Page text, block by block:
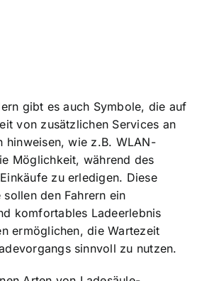
gibt es auch Symbole, die auf
von zusätzlichen Services an
hinweisen, wie z.B. WLAN-
Möglichkeit, während des
zu erledigen. Diese
den Fahrern ein
komfortables Ladeerlebnis
ermöglichen, die Wartezeit
sinnvoll zu nutzen.